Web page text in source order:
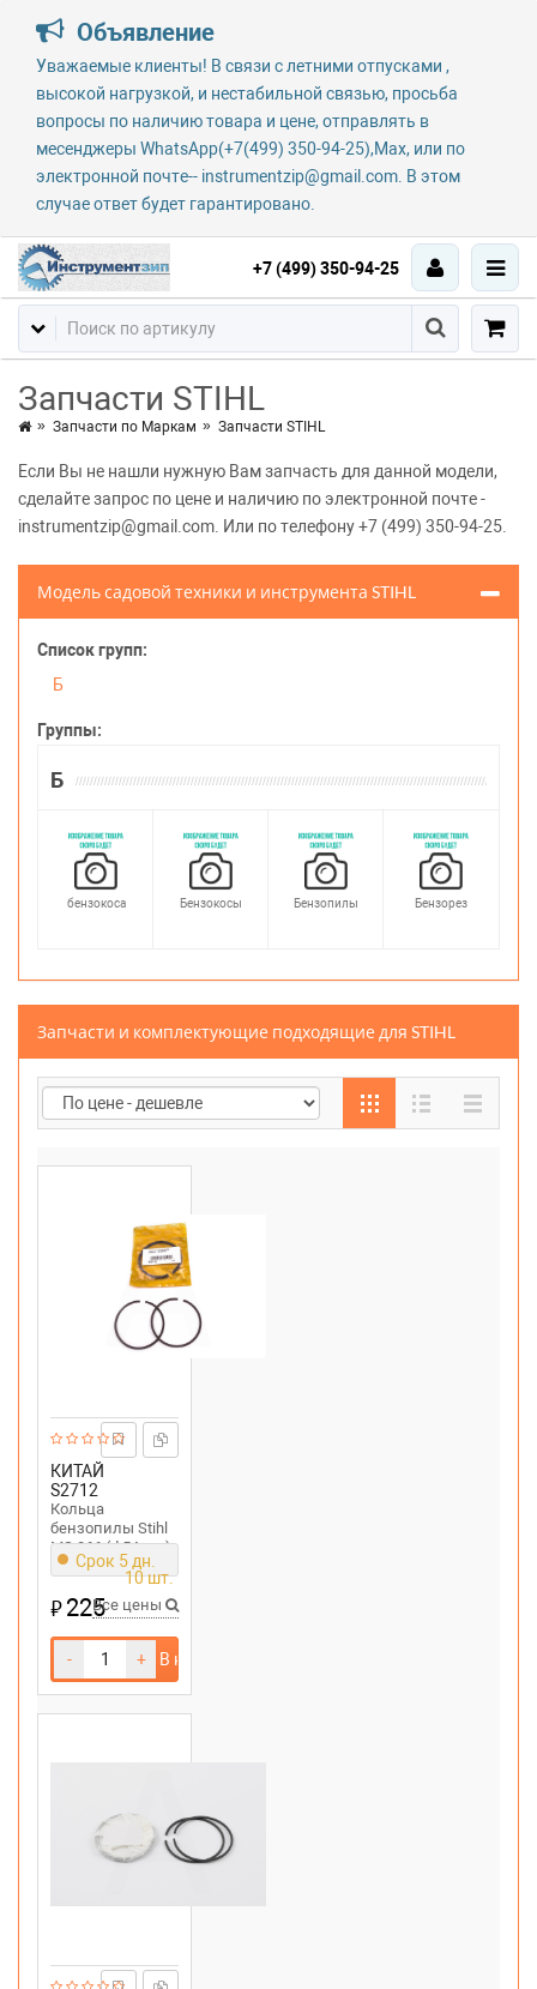
Объявление
Уважаемые клиенты! В связи с летними отпусками ,
высокой нагрузкой, и нестабильной связью, просьба
вопросы по наличию товара и цене, отправлять в
месенджеры WhatsApp(+7(499) 350-94-25),Max, или по
электронной почте-- instrumentzip@gmail.com. В этом
случае ответ будет гарантировано.
+7 (499) 350-94-25
Запчасти STIHL
Запчасти по Маркам Запчасти STIHL
Если Вы не нашли нужную Вам запчасть для данной модели,
сделайте запрос по цене и наличию по электронной почте -
instrumentzip@gmail.com. Или по телефону +7 (499) 350-94-25.
Модель садовой техники и инструмента STIHL
Список групп:
Б
Группы:
Б
бензокоса Бензокосы Бензопилы Бензорез
Запчасти и комплектующие подходящие для STIHL
КИТАЙ
S2712
Кольца
бензопилы Stihl
MS 066 (d 54mm)
Срок 5 дн.
10 шт.
₽225Все цены
- + В корзину